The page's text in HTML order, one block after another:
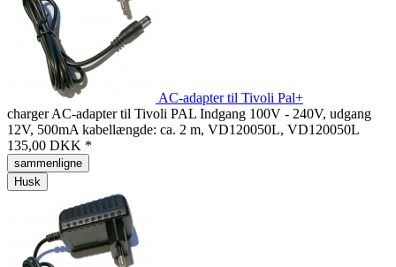
AC-adapter til Tivoli Pal+
charger AC-adapter til Tivoli PAL Indgang 100V - 240V, udgang
12V, 500mA kabellængde: ca. 2 m, VD120050L, VD120050L
135,00 DKK *
sammenligne
Husk